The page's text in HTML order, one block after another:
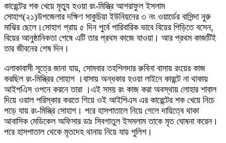
কারেন্টের শক খেয়ে মৃত্যু হওয়া রং-মিস্ত্রি আশরাফুল ইসলাম
সোহাগ(২১)উপজেলার দক্ষিণ সাকুচিয়া ইউনিয়নের ৩ নং ওয়ার্ডের বাসিন্দা নুরু
মাঝির ছেলে।সোহাগ প্রায় ৫ দিন পুর্বে পারিবারিক ভাবে বিয়ের পিড়িতে বসেন,
বিয়ের আনুষ্ঠানিকতা শেষে এটি তার প্রথম কাজে যাওয়া। আর প্রথম কাজটিই
তার জীবনের শেষ দিন।
এলাকাবাসী সূত্রে জানা যায়, সোমবার তহশিলদার রুবিনা বাসায় রংয়ের কাজ
করছিল রং-মিস্ত্রির সোহাগ ।বাসায় অন্ধকার হওয়া লাইনে কারন্টে না থাকায়
আইপএিস ওপনে করনে তারা ।এই সময় রং কাজ করা অবস্থায় লোহার শাবাল
দিয়ে ওয়াল পরিস্কার করতে গিয়ে ওই আইপিএস এর কারেন্টের শক খেয়ে নিচে
পড়ে যায় রং-মিস্ত্রি সোহাগ। পরে হাসপাতালে নিয়ে গেলে দায়িত্বে থাকা
আবাসিক মেডিকেল অফিসার ডাঃ সিবগাতুল ইসমলাম তাকে মৃত ঘোষনা করেন।
পরে হাসপাতাল থেকে মৃতদেহ থানায় নিয়ে যায় পুলিশ।